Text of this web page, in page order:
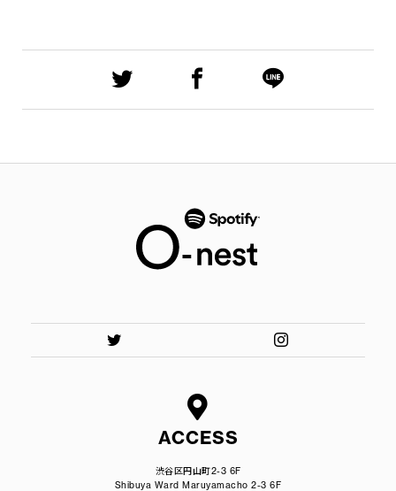
ACCESS
渋谷区円山町2-3 6F
Shibuya Ward Maruyamacho 2-3 6F